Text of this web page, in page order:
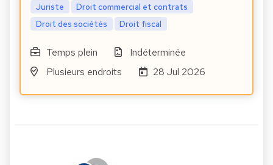
Juriste
Droit commercial et contrats
Droit des sociétés
Droit fiscal
Temps plein
Indéterminée
Plusieurs endroits
28 Jul 2026